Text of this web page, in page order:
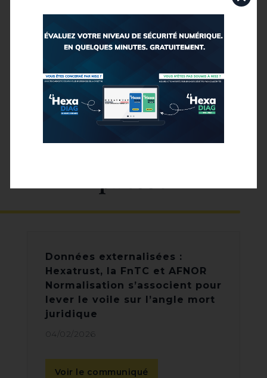
presse
Données externalisées :
Hexatrust, la FnTC et AFNOR
Normalisation s’associent pour
lever le voile sur l’angle mort
juridique
04/02/2026
Voir le communiqué